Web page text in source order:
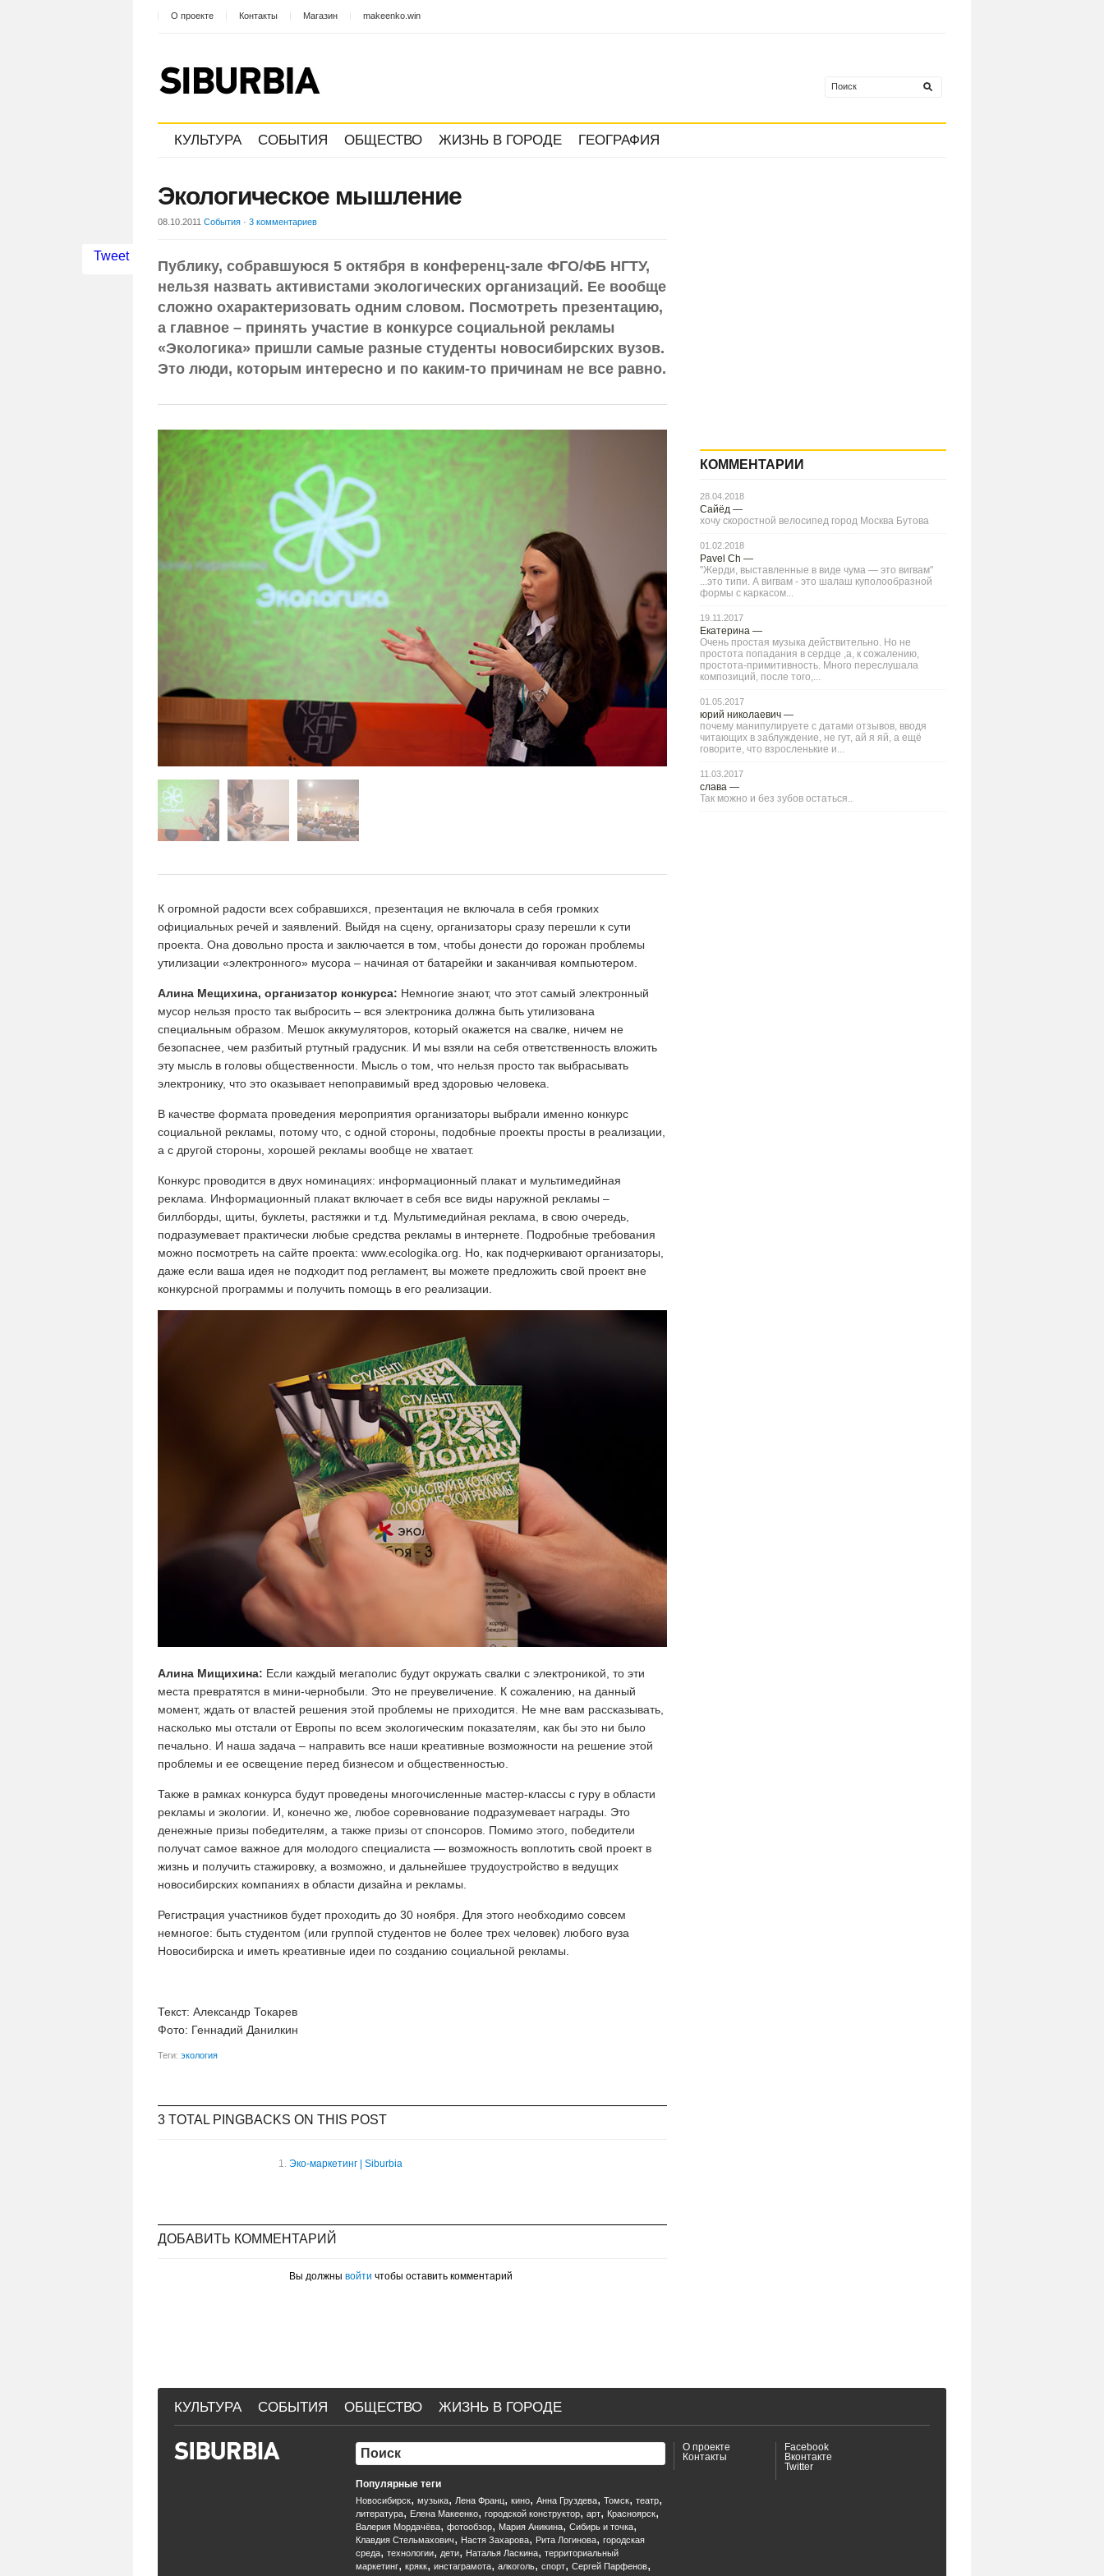
О проекте Контакты Магазин makeenko.win
КУЛЬТУРА СОБЫТИЯ ОБЩЕСТВО ЖИЗНЬ В ГОРОДЕ ГЕОГРАФИЯ
Экологическое мышление
08.10.2011 События · 3 комментариев
Публику, собравшуюся 5 октября в конференц-зале ФГО/ФБ НГТУ,
нельзя назвать активистами экологических организаций. Ее вообще
сложно охарактеризовать одним словом. Посмотреть презентацию,
а главное – принять участие в конкурсе социальной рекламы
«Экологика» пришли самые разные студенты новосибирских вузов.
Это люди, которым интересно и по каким-то причинам не все равно.
К огромной радости всех собравшихся, презентация не включала в себя громких
официальных речей и заявлений. Выйдя на сцену, организаторы сразу перешли к сути
проекта. Она довольно проста и заключается в том, чтобы донести до горожан проблемы
утилизации «электронного» мусора – начиная от батарейки и заканчивая компьютером.
Алина Мещихина, организатор конкурса: Немногие знают, что этот самый электронный
мусор нельзя просто так выбросить – вся электроника должна быть утилизована
специальным образом. Мешок аккумуляторов, который окажется на свалке, ничем не
безопаснее, чем разбитый ртутный градусник. И мы взяли на себя ответственность вложить
эту мысль в головы общественности. Мысль о том, что нельзя просто так выбрасывать
электронику, что это оказывает непоправимый вред здоровью человека.
В качестве формата проведения мероприятия организаторы выбрали именно конкурс
социальной рекламы, потому что, с одной стороны, подобные проекты просты в реализации,
а с другой стороны, хорошей рекламы вообще не хватает.
Конкурс проводится в двух номинациях: информационный плакат и мультимедийная
реклама. Информационный плакат включает в себя все виды наружной рекламы –
биллборды, щиты, буклеты, растяжки и т.д. Мультимедийная реклама, в свою очередь,
подразумевает практически любые средства рекламы в интернете. Подробные требования
можно посмотреть на сайте проекта: www.ecologika.org. Но, как подчеркивают организаторы,
даже если ваша идея не подходит под регламент, вы можете предложить свой проект вне
конкурсной программы и получить помощь в его реализации.
Алина Мищихина: Если каждый мегаполис будут окружать свалки с электроникой, то эти
места превратятся в мини-чернобыли. Это не преувеличение. К сожалению, на данный
момент, ждать от властей решения этой проблемы не приходится. Не мне вам рассказывать,
насколько мы отстали от Европы по всем экологическим показателям, как бы это ни было
печально. И наша задача – направить все наши креативные возможности на решение этой
проблемы и ее освещение перед бизнесом и общественностью.
Также в рамках конкурса будут проведены многочисленные мастер-классы с гуру в области
рекламы и экологии. И, конечно же, любое соревнование подразумевает награды. Это
денежные призы победителям, а также призы от спонсоров. Помимо этого, победители
получат самое важное для молодого специалиста — возможность воплотить свой проект в
жизнь и получить стажировку, а возможно, и дальнейшее трудоустройство в ведущих
новосибирских компаниях в области дизайна и рекламы.
Регистрация участников будет проходить до 30 ноября. Для этого необходимо совсем
немногое: быть студентом (или группой студентов не более трех человек) любого вуза
Новосибирска и иметь креативные идеи по созданию социальной рекламы.
Текст: Александр Токарев
Фото: Геннадий Данилкин
Теги: экология
Tweet
3 TOTAL PINGBACKS ON THIS POST
Эко-маркетинг | Siburbia
ДОБАВИТЬ КОММЕНТАРИЙ
Вы должны войти чтобы оставить комментарий
КОММЕНТАРИИ
28.04.2018
Сайёд —
хочу скоростной велосипед город Москва Бутова
01.02.2018
Pavel Ch —
"Жерди, выставленные в виде чума — это вигвам"
...это типи. А вигвам - это шалаш куполообразной
формы с каркасом...
19.11.2017
Екатерина —
Очень простая музыка действительно. Но не
простота попадания в сердце ,а, к сожалению,
простота-примитивность. Много переслушала
композиций, после того,...
01.05.2017
юрий николаевич —
почему манипулируете с датами отзывов, вводя
читающих в заблуждение, не гут, ай я яй, а ещё
говорите, что взросленькие и...
11.03.2017
слава —
Так можно и без зубов остаться..
КУЛЬТУРА СОБЫТИЯ ОБЩЕСТВО ЖИЗНЬ В ГОРОДЕ
Популярные теги
Новосибирск, музыка, Лена Франц, кино, Анна Груздева, Томск, театр,
литература, Елена Макеенко, городской конструктор, арт, Красноярск,
Валерия Мордачёва, фотообзор, Мария Аникина, Сибирь и точка,
Клавдия Стельмахович, Настя Захарова, Рита Логинова, городская
среда, технологии, дети, Наталья Ласкина, территориальный
маркетинг, крякк, инстаграмота, алкоголь, спорт, Сергей Парфенов,
О проекте
Контакты
Facebook
Вконтакте
Twitter